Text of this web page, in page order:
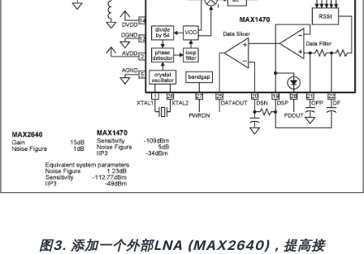
图3. 添加一个外部LNA (MAX2640)，提高接